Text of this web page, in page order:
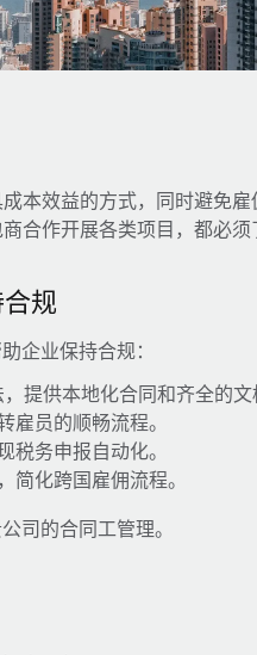
本效益的方式，同时避免
合作开展各类项目，都必
规
企业保持合规：
提供本地化合同和齐全的文
雇员的顺畅流程。
税务申报自动化。
简化跨国雇佣流程。
司的合同工管理。